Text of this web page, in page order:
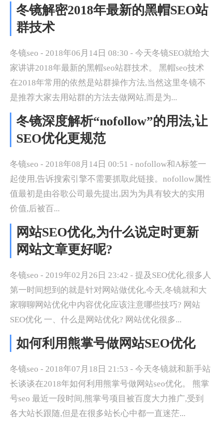
冬镜解密2018年最新的黑帽SEO站
群技术
冬镜seo - 2018年06月14日 08:30 - 今天冬镜SEO就给大
家讲讲2018年最新的黑帽seo站群技术。 黑帽seo技术
在2018年常用的依然是站群操作方法,当然这里冬镜不
是推荐大家去用站群的方法去做网站,而是为...
冬镜深度解析“nofollow”的用法,让
SEO优化更规范
冬镜seo - 2018年08月14日 00:51 - nofollow和A标签一
起使用,告诉搜索引擎不需要抓取此链接。nofollow属性
值最初是由谷歌公司最先提出,因为为具有较大的实用
价值,后被百...
网站SEO优化,为什么说定时更新
网站文章更好呢?
冬镜seo - 2019年02月26日 23:42 - 提及SEO优化,很多人
第一时间想到的就是针对网站做优化,今天,冬镜就和大
家聊聊网站优化中内容优化应该注意哪些技巧? 网站
SEO优化 一、什么是网站优化? 网站优化很多...
如何利用熊掌号做网站SEO优化
冬镜seo - 2018年07月18日 21:53 - 今天冬镜就和新手站
长谈谈在2018年如何利用熊掌号做网站seo优化。 熊掌
号seo 最近一段时间,熊掌号项目被百度大力推广,受到
各大站长跟随,但是在很多站长心中都一直迷茫...